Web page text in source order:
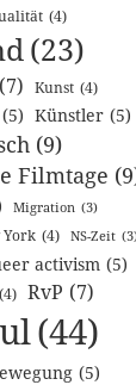
(4)
(23)
(7) Kunst (4)
(5) Künstler (5)
(9)
Filmtage
Migration (3)
York (4) NS-Zeit
activism (5)
(4) RvP (7)
(44)
(5)